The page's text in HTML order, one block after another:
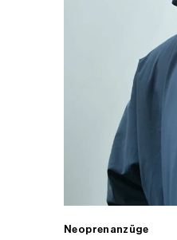
Neoprenanzüge